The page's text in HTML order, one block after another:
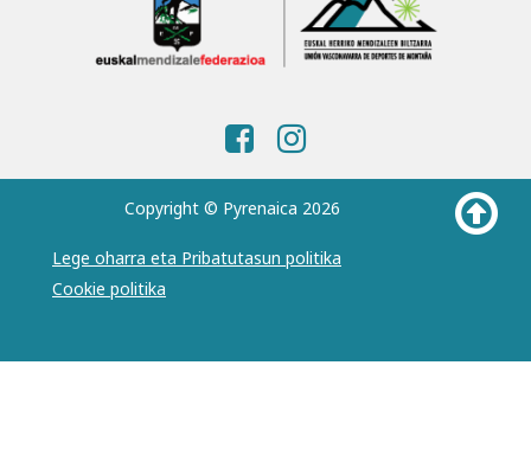
Copyright © Pyrenaica 2026
Lege oharra eta Pribatutasun politika
Cookie politika